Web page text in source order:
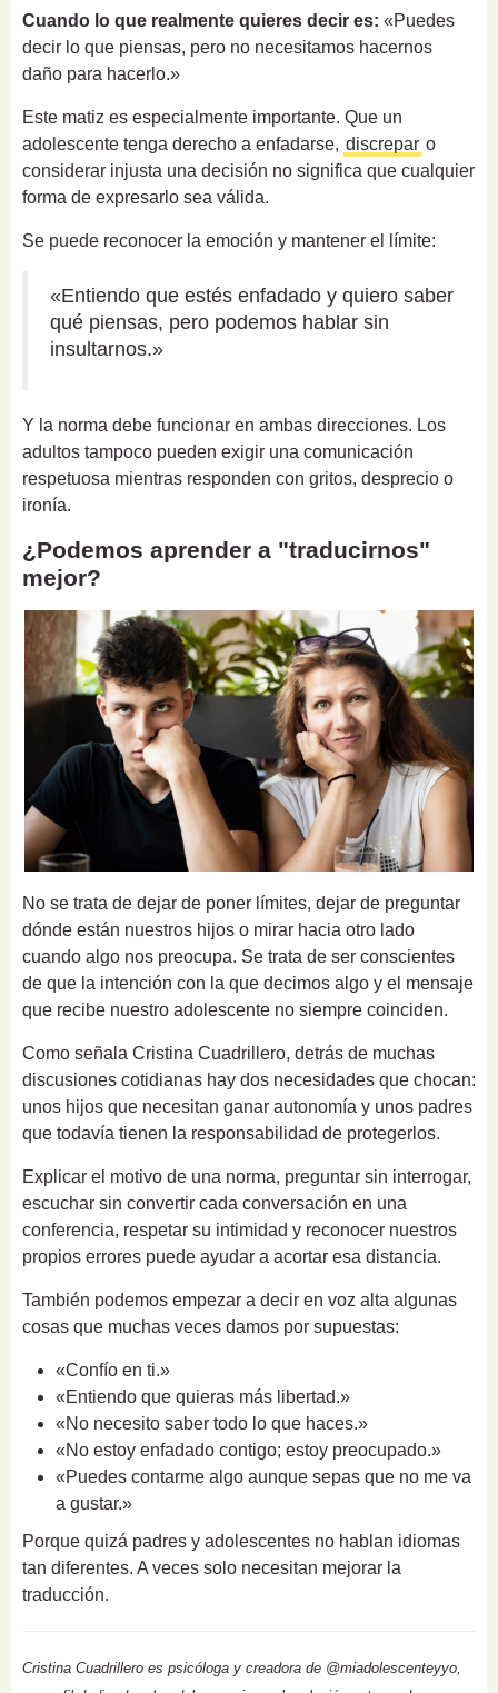
Cuando lo que realmente quieres decir es: «Puedes
decir lo que piensas, pero no necesitamos hacernos
daño para hacerlo.»
Este matiz es especialmente importante. Que un
adolescente tenga derecho a enfadarse, discrepar o
considerar injusta una decisión no significa que cualquier
forma de expresarlo sea válida.
Se puede reconocer la emoción y mantener el límite:
«Entiendo que estés enfadado y quiero saber
qué piensas, pero podemos hablar sin
insultarnos.»
Y la norma debe funcionar en ambas direcciones. Los
adultos tampoco pueden exigir una comunicación
respetuosa mientras responden con gritos, desprecio o
ironía.
¿Podemos aprender a "traducirnos"
mejor?
No se trata de dejar de poner límites, dejar de preguntar
dónde están nuestros hijos o mirar hacia otro lado
cuando algo nos preocupa. Se trata de ser conscientes
de que la intención con la que decimos algo y el mensaje
que recibe nuestro adolescente no siempre coinciden.
Como señala Cristina Cuadrillero, detrás de muchas
discusiones cotidianas hay dos necesidades que chocan:
unos hijos que necesitan ganar autonomía y unos padres
que todavía tienen la responsabilidad de protegerlos.
Explicar el motivo de una norma, preguntar sin interrogar,
escuchar sin convertir cada conversación en una
conferencia, respetar su intimidad y reconocer nuestros
propios errores puede ayudar a acortar esa distancia.
También podemos empezar a decir en voz alta algunas
cosas que muchas veces damos por supuestas:
«Confío en ti.»
«Entiendo que quieras más libertad.»
«No necesito saber todo lo que haces.»
«No estoy enfadado contigo; estoy preocupado.»
«Puedes contarme algo aunque sepas que no me va
a gustar.»
Porque quizá padres y adolescentes no hablan idiomas
tan diferentes. A veces solo necesitan mejorar la
traducción.
Cristina Cuadrillero es psicóloga y creadora de @miadolescenteyyo,